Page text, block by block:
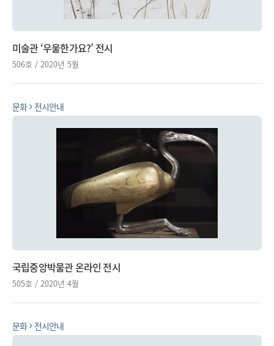
미술관 ‘우울한가요?’ 전시
506호 / 2020년 5월
문화 전시안내
국립중앙박물관 온라인 전시
505호 / 2020년 4월
문화 전시안내